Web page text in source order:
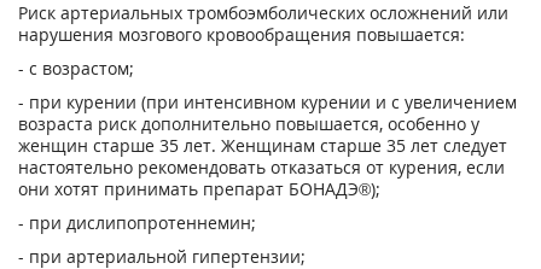
Риск артериальных тромбоэмболических осложнений или
нарушения мозгового кровообращения повышается:
- с возрастом;
- при курении (при интенсивном курении и с увеличением
возраста риск дополнительно повышается, особенно у
женщин старше 35 лет. Женщинам старше 35 лет следует
настоятельно рекомендовать отказаться от курения, если
они хотят принимать препарат БОНАДЭ®);
- при дислипопротеннемин;
- при артериальной гипертензии;